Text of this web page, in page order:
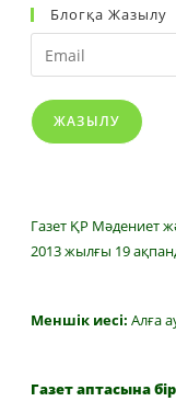
Блогқа Жазылу
Email
ЖАЗЫЛУ
Газет ҚР Мәдениет
2013 жылғы 19
Меншік иесі: Алға
Газет аптасына